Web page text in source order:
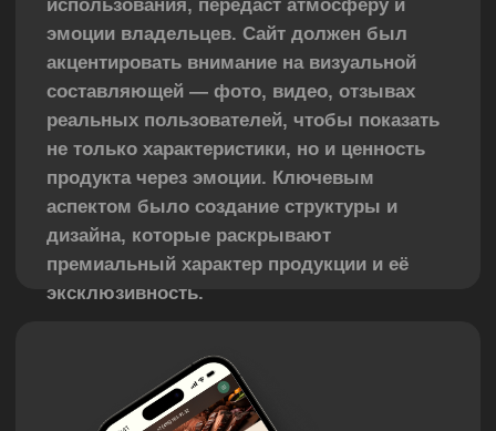
Мы разработали сайт, который
гармонично сочетает в себе визуальную
эстетику гриллинга и функциональность.
3D модели грилей, мы создали сайт,
который постепенно вводит пользователя
в мир Primo. Продуманная структура
позволяет подробно раскрыть все
Решение